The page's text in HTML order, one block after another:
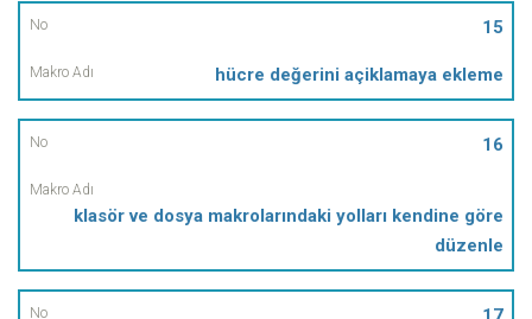
15
hücre değerini açiklamaya ekleme
16
klasör ve dosya makrolarındaki yolları kendine göre
düzenle